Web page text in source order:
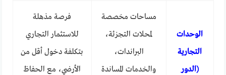
الوحدات
التجارية
(الدور
مساحات مخصصة
لمحلات التجزئة،
البراندات،
والخدمات المساندة
فرصة مذهلة
للاستثمار التجاري
بتكلفة دخول أقل من
الأرضي، مع الحفاظ